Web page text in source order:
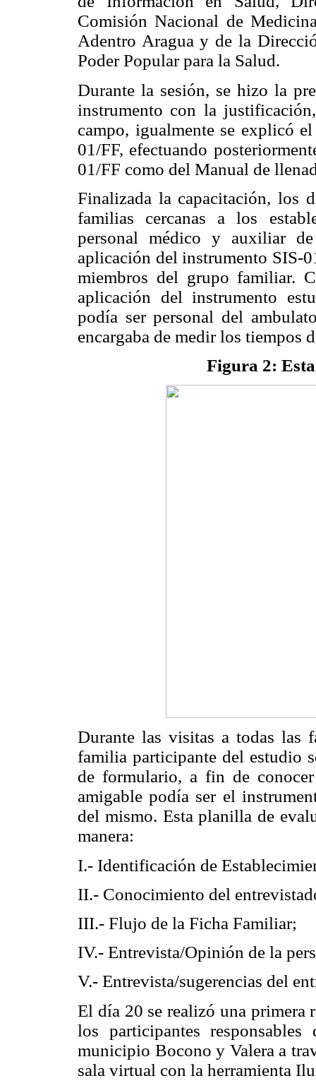
Comisión Nacional de
Adentro Aragua y de la
Poder Popular para la Salud.
Durante la sesión, se hizo la
instrumento con la
campo, igualmente se explicó
01/FF, efectuando
01/FF como del Manual de
Finalizada la capacitación, los
familias cercanas a los
personal médico y auxiliar
aplicación del instrumento SIS-
miembros del grupo familiar.
aplicación del instrumento
podía ser personal del
encargaba de medir los tiempos
Figura 2:
Durante las visitas a todas las
familia participante del estudio
de formulario, a fin de
amigable podía ser el
del mismo. Esta planilla de
manera:
I.- Identificación de
II.- Conocimiento del
III.- Flujo de la Ficha Familiar;
IV.- Entrevista/Opinión de la
V.- Entrevista/sugerencias del
El día 20 se realizó una primera
los participantes
municipio Bocono y Valera a
sala virtual con la herramienta